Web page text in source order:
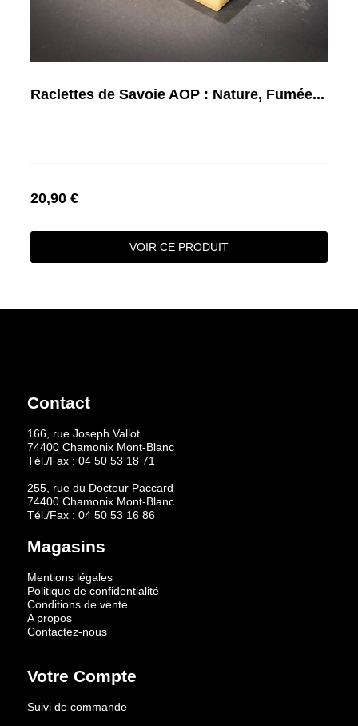
Raclettes de Savoie AOP : Nature, Fumée...
20,90 €
VOIR CE PRODUIT
Contact
166, rue Joseph Vallot
74400 Chamonix Mont-Blanc
Tél./Fax : 04 50 53 18 71
255, rue du Docteur Paccard
74400 Chamonix Mont-Blanc
Tél./Fax : 04 50 53 16 86
Magasins
Mentions légales
Politique de confidentialité
Conditions de vente
A propos
Contactez-nous
Votre Compte
Suivi de commande